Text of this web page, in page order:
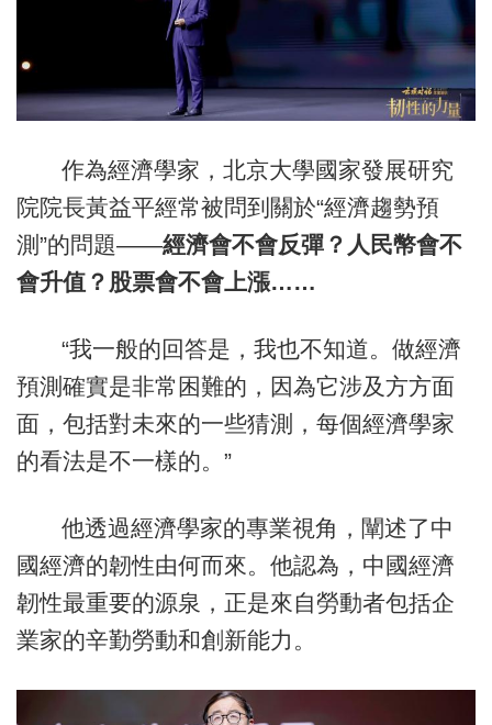
作為經濟學家，北京大學國家發展研究
院院長黃益平經常被問到關於“經濟趨勢預
測”的問題——經濟會不會反彈？人民幣會不
會升值？股票會不會上漲……
“我一般的回答是，我也不知道。做經濟
預測確實是非常困難的，因為它涉及方方面
面，包括對未來的一些猜測，每個經濟學家
的看法是不一樣的。”
他透過經濟學家的專業視角，闡述了中
國經濟的韌性由何而來。他認為，中國經濟
韌性最重要的源泉，正是來自勞動者包括企
業家的辛勤勞動和創新能力。